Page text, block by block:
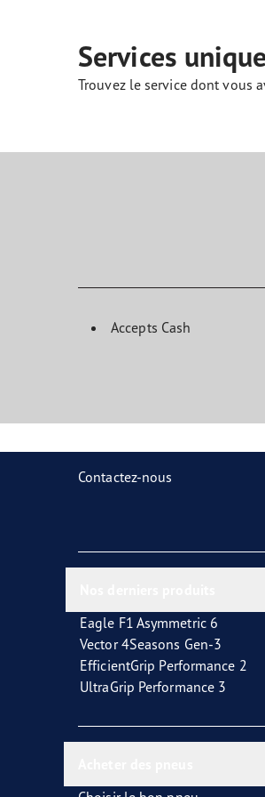
Services
Trouvez le service dont vous
Accepts Cash
Contactez-nous
Eagle F1 Asymmetric 6
Vector 4Seasons Gen-3
EfficientGrip Performance 2
UltraGrip Performance 3